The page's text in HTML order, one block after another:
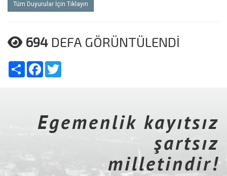
Tüm Duyurular İçin Tıklayın
694 DEFA GÖRÜNTÜLENDİ
Share Facebook
Egemenlik kayıtsız
şartsız
milletindir!